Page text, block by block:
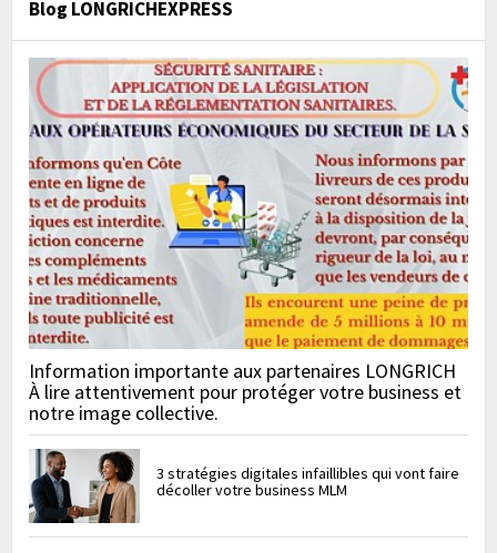
Blog LONGRICHEXPRESS
Information importante aux partenaires LONGRICH
À lire attentivement pour protéger votre business et
notre image collective.
3 stratégies digitales infaillibles qui vont faire
décoller votre business MLM